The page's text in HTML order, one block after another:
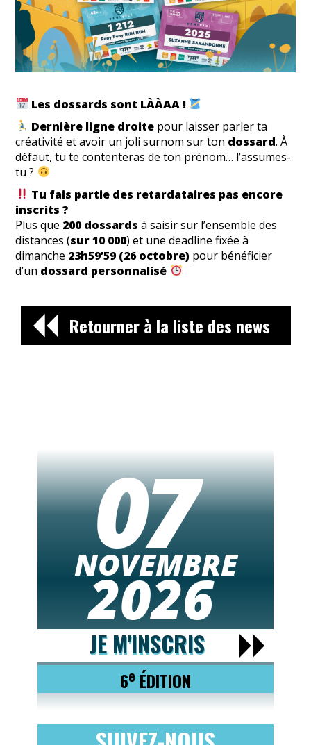
Les dossards sont LÀÀAA !
Dernière ligne droitepour laisser parler ta
créativité et avoir un joli surnom sur ton dossard. À
défaut, tu te contenteras de ton prénom… l’assumes-
tu ?
Tu fais partie des retardataires pas encore
inscrits ?
Plus que 200 dossards à saisir sur l’ensemble des
distances (sur 10 000) et une deadline fixée à
dimanche 23h59’59 (26 octobre) pour bénéficier
d’un dossard personnalisé
Retourner à la liste des news
07
NOVEMBRE
2026
JE M'INSCRIS
6e ÉDITION